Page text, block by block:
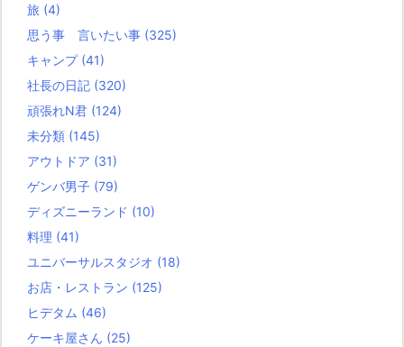
旅 (4)
思う事 言いたい事 (325)
キャンプ (41)
社長の日記 (320)
頑張れN君 (124)
未分類 (145)
アウトドア (31)
ゲンバ男子 (79)
ディズニーランド (10)
料理 (41)
ユニバーサルスタジオ (18)
お店・レストラン (125)
ヒデタム (46)
ケーキ屋さん (25)